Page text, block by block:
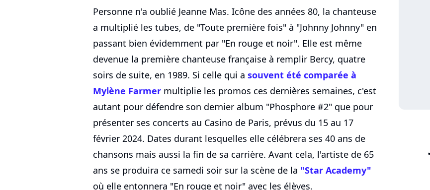
Personne n'a oublié Jeanne Mas. Icône des années 80, la chanteuse
a multiplié les tubes, de "Toute première fois" à "Johnny Johnny" en
passant bien évidemment par "En rouge et noir". Elle est même
devenue la première chanteuse française à remplir Bercy, quatre
soirs de suite, en 1989. Si celle qui a souvent été comparée à
Mylène Farmer multiplie les promos ces dernières semaines, c'est
autant pour défendre son dernier album "Phosphore #2" que pour
présenter ses concerts au Casino de Paris, prévus du 15 au 17
février 2024. Dates durant lesquelles elle célébrera ses 40 ans de
chansons mais aussi la fin de sa carrière. Avant cela, l'artiste de 65
ans se produira ce samedi soir sur la scène de la "Star Academy"
où elle entonnera "En rouge et noir" avec les élèves.